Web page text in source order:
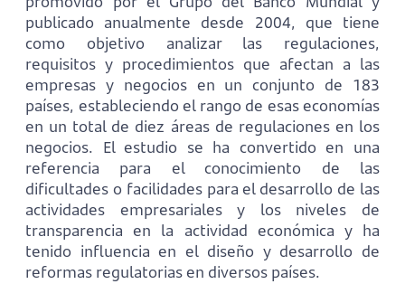
publicado anualmente desde 2004, que tiene
como objetivo analizar las regulaciones,
requisitos y procedimientos que afectan a las
empresas y negocios en un conjunto de 183
países, estableciendo el rango de esas economías
en un total de diez áreas de regulaciones en los
negocios. El estudio se ha convertido en una
referencia para el conocimiento de las
dificultades o facilidades para el desarrollo de las
actividades empresariales y los niveles de
transparencia en la actividad económica y ha
tenido influencia en el diseño y desarrollo de
reformas regulatorias en diversos países.